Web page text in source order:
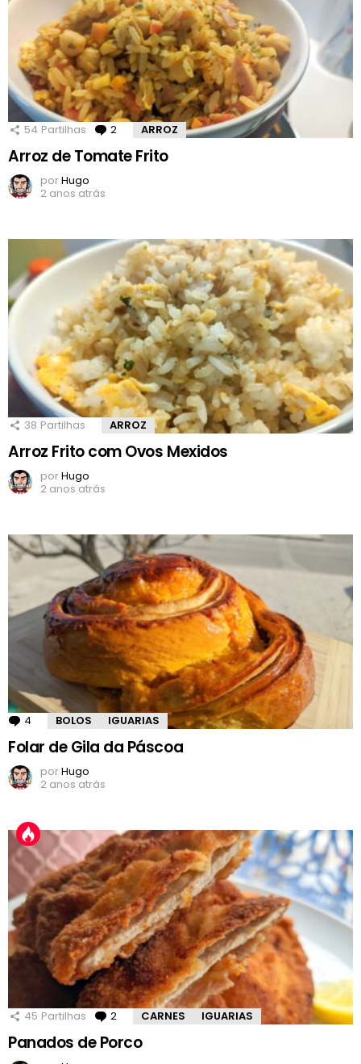
54 Partilhas 2 Comentários
ARROZ
Arroz de Tomate Frito
porHugo
2 anos atrás
38 Partilhas ARROZ
Arroz Frito com Ovos Mexidos
porHugo
2 anos atrás
4 Comentários
BOLOS IGUARIAS
Folar de Gila da Páscoa
porHugo
2 anos atrás
45 Partilhas 2 Comentários
CARNES IGUARIAS
Panados de Porco